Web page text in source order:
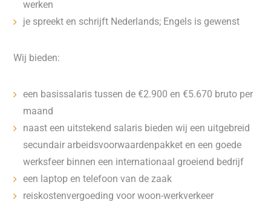
werken
je spreekt en schrijft Nederlands; Engels is gewenst
Wij bieden:
een basissalaris tussen de €2.900 en €5.670 bruto per
maand
naast een uitstekend salaris bieden wij een uitgebreid
secundair arbeidsvoorwaardenpakket en een goede
werksfeer binnen een internationaal groeiend bedrijf
een laptop en telefoon van de zaak
reiskostenvergoeding voor woon-werkverkeer